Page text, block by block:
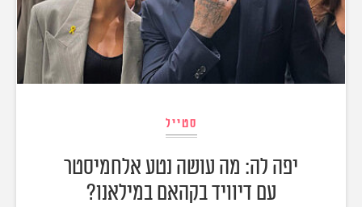
סטייל
יפה לה: מה עושה נטע אלחמיסטר
עם דיוויד בקהאם במילאנו?